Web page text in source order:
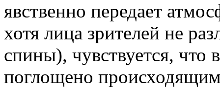
явственно передает
хотя лица зрителей не
спины), чувствуется,
поглощено